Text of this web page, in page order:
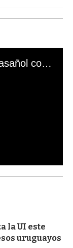
El mal momento de Yanina Gasañol con un hincha argentino en "Subrayado"
la UI este
uruguayos